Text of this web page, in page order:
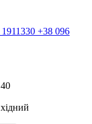
+38 096